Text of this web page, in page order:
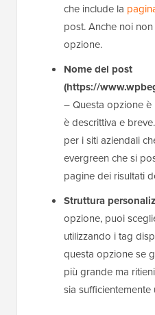
che include la
post. Anche noi
opzione.
Nome del post
(https://
– Questa opzione è
è descrittiva e
per i siti aziendali
evergreen che si
pagine dei risultati
Struttura
opzione, puoi
utilizzando i tag
questa opzione se
più grande ma
sia sufficientemente